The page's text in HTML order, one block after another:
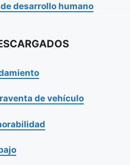
desarrollo humano
de vehículo